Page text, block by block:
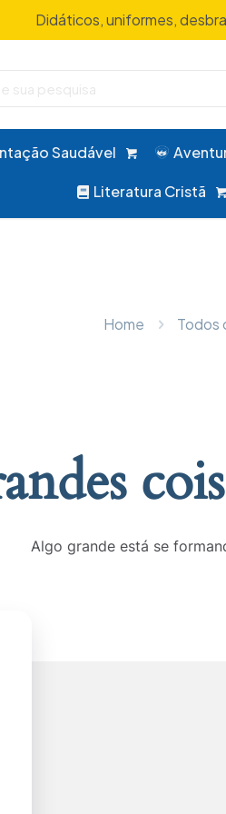
Didáticos, uniformes,
Saudável
Literatura Cristã
Home Todos
Algo grande está se